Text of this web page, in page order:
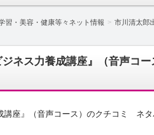
習・美容・健康等々ネット情報
市川清太郎
ネス力養成講座』（音声コー
講座』（音声コース）のクチコミ ネタ